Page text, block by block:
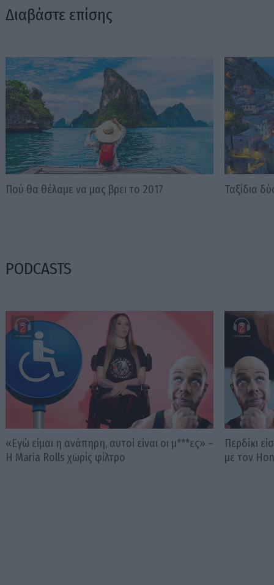
Διαβάστε επίσης
Πού θα θέλαμε να μας βρει το 2017 Ταξίδια
PODCASTS
«Εγώ είμαι η ανάπηρη, αυτοί είναι οι μ***ες» –
Η Maria Rolls χωρίς φίλτρο
Περδίκι
με τον